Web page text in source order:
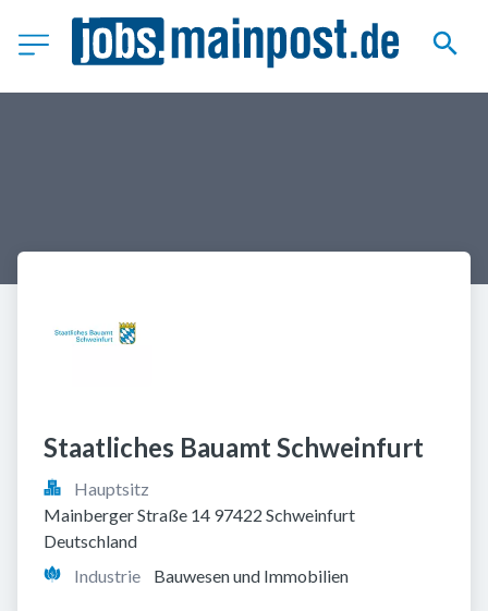
Staatliches Bauamt Schweinfurt
Hauptsitz
Mainberger Straße 14 97422 Schweinfurt
Deutschland
Industrie
Bauwesen und Immobilien